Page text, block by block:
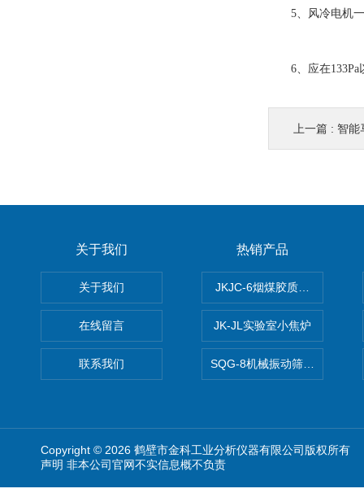
5、风冷电机一
6、应在133Pa
上一篇 : 智能
关于我们
关于我们
在线留言
联系我们
热销产品
JKJC-6烟煤胶质层Y值测定仪
JK-JL实验室小焦炉
SQG-8机械振动筛煤焦化验设
Copyright © 2026 鹤壁市金科工业分析仪器有限公司版权所有
声明 非本公司官网不实信息概不负责